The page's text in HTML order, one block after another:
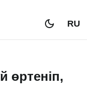
RU
өртеніп,